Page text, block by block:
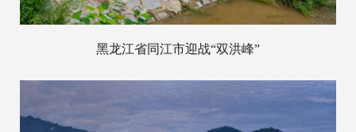
黑龙江省同江市迎战“双洪峰”